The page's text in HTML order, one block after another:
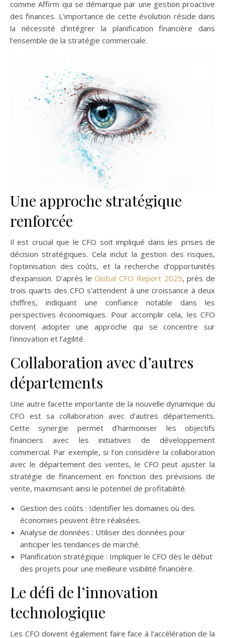
comme Affirm qui se démarque par une gestion proactive
des finances. L’importance de cette évolution réside dans
la nécessité d’intégrer la planification financière dans
l’ensemble de la stratégie commerciale.
Une approche stratégique
renforcée
Il est crucial que le CFO soit impliqué dans les prises de
décision stratégiques. Cela inclut la gestion des risques,
l’optimisation des coûts, et la recherche d’opportunités
d’expansion. D’après leGlobal CFO Report 2025, près de
trois quarts des CFO s’attendent à une croissance à deux
chiffres, indiquant une confiance notable dans les
perspectives économiques. Pour accomplir cela, les CFO
doivent adopter une approche qui se concentre sur
l’innovation et l’agilité.
Collaboration avec d’autres
départements
Une autre facette importante de la nouvelle dynamique du
CFO est sa collaboration avec d’autres départements.
Cette synergie permet d’harmoniser les objectifs
financiers avec les initiatives de développement
commercial. Par exemple, si l’on considère la collaboration
avec le département des ventes, le CFO peut ajuster la
stratégie de financement en fonction des prévisions de
vente, maximisant ainsi le potentiel de profitabilité.
Gestion des coûts : Identifier les domaines où des
économies peuvent être réalisées.
Analyse de données : Utiliser des données pour
anticiper les tendances de marché.
Planification stratégique : Impliquer le CFO dès le début
des projets pour une meilleure visibilité financière.
Le défi de l’innovation
technologique
Les CFO doivent également faire face à l’accélération de la